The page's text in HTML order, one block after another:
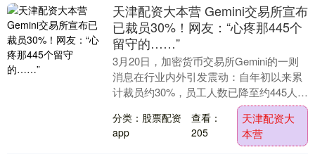
天津配资大本营 Gemini交易所宣布
已裁员30%！网友：“心疼那445个
留守的……”
3月20日，加密货币交易所Gemini的一则
消息在行业内外引发震动：自年初以来累
计裁员约30%，员工人数已降至约445人，
同时高调宣称引入AI工具以“提升效率”....
分类：股票配资
app
查看：
205
天津配资大
本营